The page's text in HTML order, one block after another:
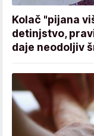
Kolač "pijana
detinjstvo,
daje neodoljiv